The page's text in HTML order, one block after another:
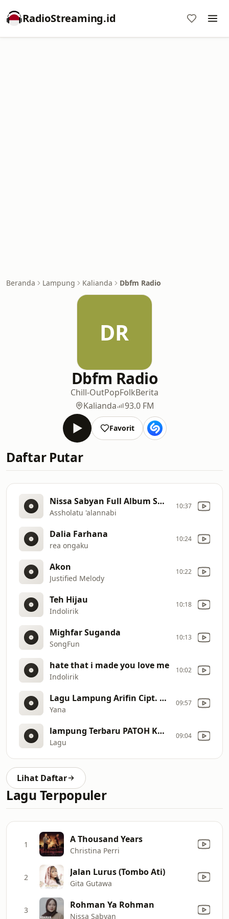
RadioStreaming.id
Beranda Lampung Kalianda Dbfm Radio
DR
Dbfm Radio
Chill-OutPopFolkBerita
Kalianda
93.0 FM
Favorit
Daftar Putar
Nissa Sabyan Full Album Sholawat Terbaru 2024 Sholawat Nabi Merdu 2024
Assholatu 'alannabi
10:37
Dalia Farhana
rea ongaku
10:24
Akon
Justified Melody
10:22
Teh Hijau
Indolirik
10:18
Mighfar Suganda
SongFun
10:13
hate that i made you love me
Indolirik
10:02
Lagu Lampung Arifin Cipt. Faisal Haris [ Cover Redi Afrianda ] (128
Yana
09:57
lampung Terbaru PATOH KANISI Zia Paku cipt Heddy Pualam @Zia Paku
Lagu
09:04
Lihat Daftar
Lagu Terpopuler
1 A Thousand Years
Christina Perri
2 Jalan Lurus (Tombo Ati)
Gita Gutawa
3 Rohman Ya Rohman
Nissa Sabyan